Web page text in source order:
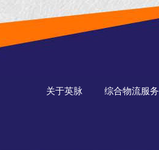
关于英脉 综合物流服务